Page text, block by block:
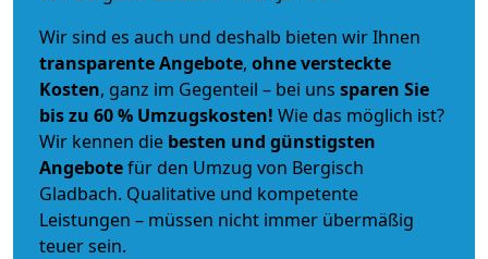
Wir sind es auch und deshalb bieten wir Ihnen
transparente Angebote, ohne versteckte
Kosten, ganz im Gegenteil – bei uns sparen Sie
bis zu 60 % Umzugskosten! Wie das möglich ist?
Wir kennen die besten und günstigsten
Angebotefür den Umzug von Bergisch
Gladbach. Qualitative und kompetente
Leistungen – müssen nicht immer übermäßig
teuer sein.